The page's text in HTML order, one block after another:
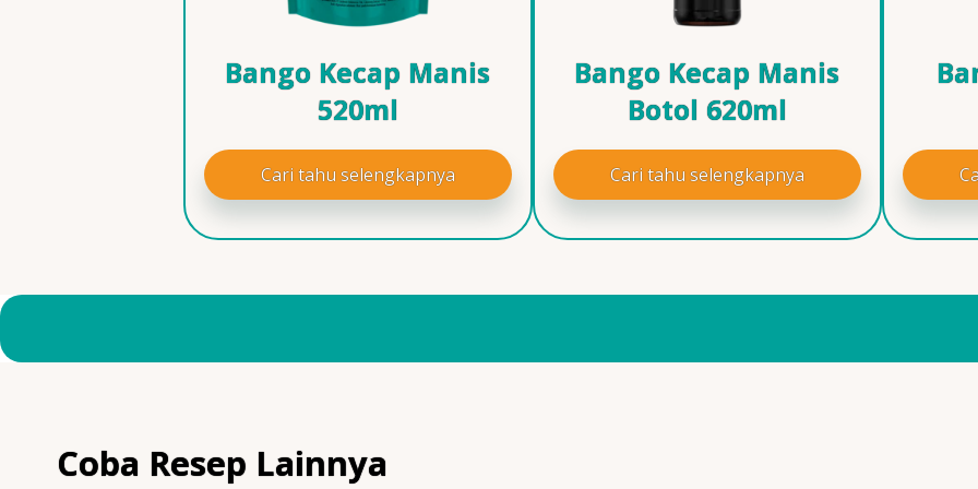
Bango Kecap Manis
520ml
Cari tahu selengkapnya
Bango Kecap Manis
Botol 620ml
Cari tahu selengkapnya
Coba Resep Lainnya